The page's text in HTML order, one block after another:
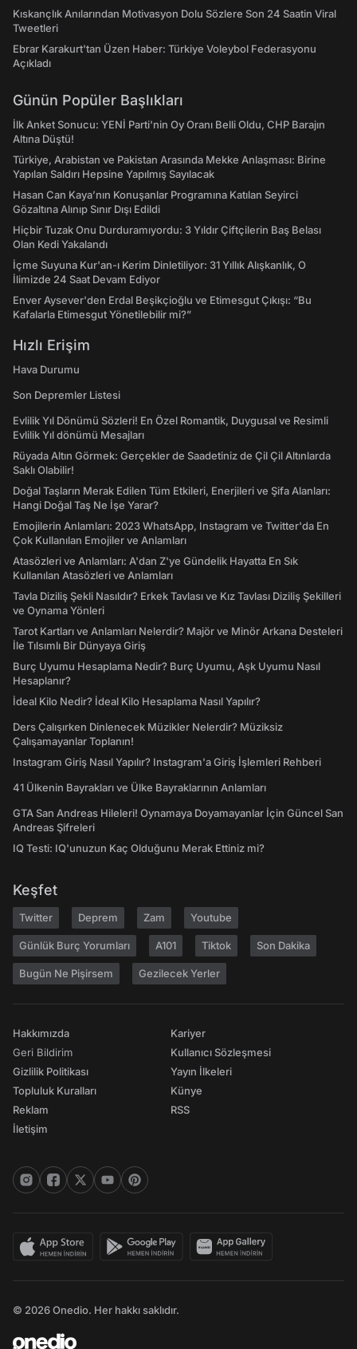
Kıskançlık Anılarından Motivasyon Dolu Sözlere Son 24 Saatin Viral
Tweetleri
Ebrar Karakurt'tan Üzen Haber: Türkiye Voleybol Federasyonu
Açıkladı
Günün Popüler Başlıkları
İlk Anket Sonucu: YENİ Parti'nin Oy Oranı Belli Oldu, CHP Barajın
Altına Düştü!
Türkiye, Arabistan ve Pakistan Arasında Mekke Anlaşması: Birine
Yapılan Saldırı Hepsine Yapılmış Sayılacak
Hasan Can Kaya’nın Konuşanlar Programına Katılan Seyirci
Gözaltına Alınıp Sınır Dışı Edildi
Hiçbir Tuzak Onu Durduramıyordu: 3 Yıldır Çiftçilerin Baş Belası
Olan Kedi Yakalandı
İçme Suyuna Kur'an-ı Kerim Dinletiliyor: 31 Yıllık Alışkanlık, O
İlimizde 24 Saat Devam Ediyor
Enver Aysever'den Erdal Beşikçioğlu ve Etimesgut Çıkışı: “Bu
Kafalarla Etimesgut Yönetilebilir mi?”
Hızlı Erişim
Hava Durumu
Son Depremler Listesi
Evlilik Yıl Dönümü Sözleri! En Özel Romantik, Duygusal ve Resimli
Evlilik Yıl dönümü Mesajları
Rüyada Altın Görmek: Gerçekler de Saadetiniz de Çil Çil Altınlarda
Saklı Olabilir!
Doğal Taşların Merak Edilen Tüm Etkileri, Enerjileri ve Şifa Alanları:
Hangi Doğal Taş Ne İşe Yarar?
Emojilerin Anlamları: 2023 WhatsApp, Instagram ve Twitter'da En
Çok Kullanılan Emojiler ve Anlamları
Atasözleri ve Anlamları: A'dan Z'ye Gündelik Hayatta En Sık
Kullanılan Atasözleri ve Anlamları
Tavla Diziliş Şekli Nasıldır? Erkek Tavlası ve Kız Tavlası Diziliş Şekilleri
ve Oynama Yönleri
Tarot Kartları ve Anlamları Nelerdir? Majör ve Minör Arkana Desteleri
İle Tılsımlı Bir Dünyaya Giriş
Burç Uyumu Hesaplama Nedir? Burç Uyumu, Aşk Uyumu Nasıl
Hesaplanır?
İdeal Kilo Nedir? İdeal Kilo Hesaplama Nasıl Yapılır?
Ders Çalışırken Dinlenecek Müzikler Nelerdir? Müziksiz
Çalışamayanlar Toplanın!
Instagram Giriş Nasıl Yapılır? Instagram'a Giriş İşlemleri Rehberi
41 Ülkenin Bayrakları ve Ülke Bayraklarının Anlamları
GTA San Andreas Hileleri! Oynamaya Doyamayanlar İçin Güncel San
Andreas Şifreleri
IQ Testi: IQ'unuzun Kaç Olduğunu Merak Ettiniz mi?
Keşfet
Twitter Deprem Zam Youtube
Günlük Burç Yorumları A101 Tiktok Son Dakika
Bugün Ne Pişirsem Gezilecek Yerler
Hakkımızda
Geri Bildirim
Gizlilik Politikası
Topluluk Kuralları
Reklam
İletişim
Kariyer
Kullanıcı Sözleşmesi
Yayın İlkeleri
Künye
RSS
© 2026 Onedio. Her hakkı saklıdır.